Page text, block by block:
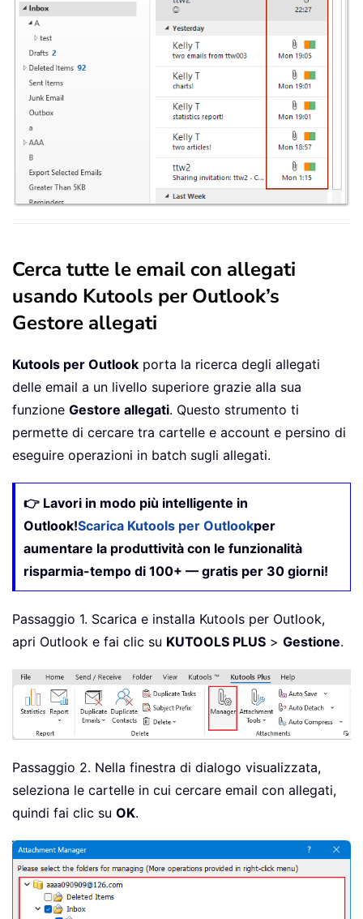
Cerca tutte le email con allegati
usando Kutools per Outlook’s
Gestore allegati
Kutools per Outlook porta la ricerca degli allegati
delle email a un livello superiore grazie alla sua
funzione Gestore allegati. Questo strumento ti
permette di cercare tra cartelle e account e persino di
eseguire operazioni in batch sugli allegati.
👉 Lavori in modo più intelligente in
Outlook!Scarica Kutools per Outlookper
aumentare la produttività con le funzionalità
risparmia-tempo di 100+ — gratis per 30 giorni!
Passaggio 1. Scarica e installa Kutools per Outlook,
apri Outlook e fai clic su KUTOOLS PLUS > Gestione.
Passaggio 2. Nella finestra di dialogo visualizzata,
seleziona le cartelle in cui cercare email con allegati,
quindi fai clic su OK.